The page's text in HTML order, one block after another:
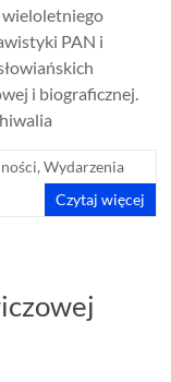
wieloletniego
PAN i
i biograficznej.
,Wydarzenia
Czytaj więcej